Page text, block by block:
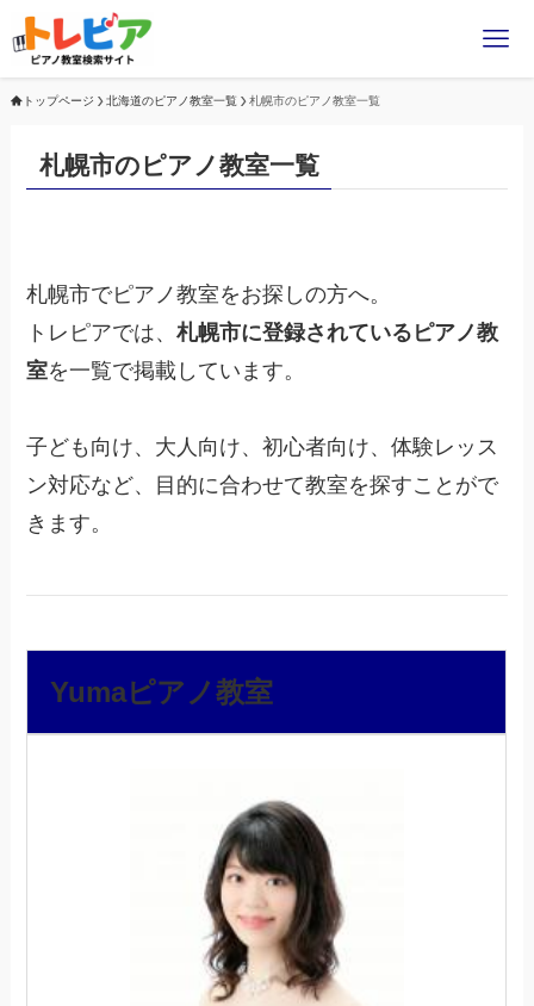
トップページ 北海道のピアノ教室一覧 札幌市のピアノ教室一覧
札幌市のピアノ教室一覧
札幌市でピアノ教室をお探しの方へ。
トレピアでは、札幌市に登録されているピアノ教
室を一覧で掲載しています。
子ども向け、大人向け、初心者向け、体験レッス
ン対応など、目的に合わせて教室を探すことがで
きます。
Yumaピアノ教室